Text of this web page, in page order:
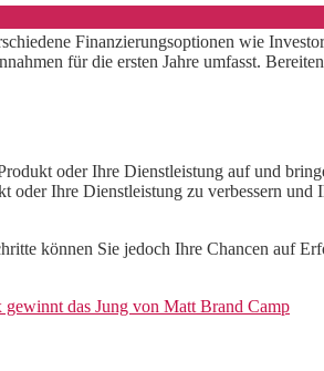
Finanzierungsoptionen wie
für die ersten Jahre umfasst.
oder Ihre Dienstleistung auf und
Ihre Dienstleistung zu verbessern und
können Sie jedoch Ihre Chancen auf
das Jung von Matt Brand Camp